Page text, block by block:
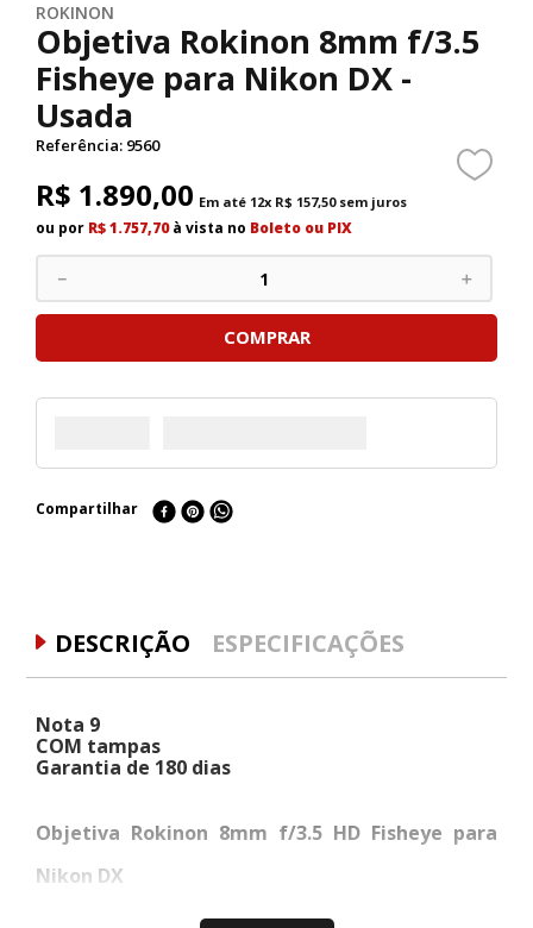
ROKINON
Objetiva Rokinon 8mm f/3.5
Fisheye para Nikon DX -
Usada
Referência: 9560
R$ 1.890,00 Em até 12x R$ 157,50sem juros
ou por R$ 1.757,70à vista no Boleto ou PIX
＋
－
COMPRAR
Compartilhar
DESCRIÇÃO ESPECIFICAÇÕES
Nota 9
COM tampas
Garantia de 180 dias
Objetiva Rokinon 8mm f/3.5 HD Fisheye para
Nikon DX